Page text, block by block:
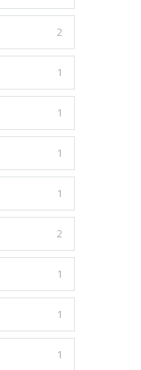
2
1
1
1
1
2
1
1
1